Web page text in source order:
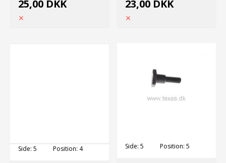
25,00 DKK 23,00 DKK
Side: 5 Position: 4 Side: 5 Position: 5